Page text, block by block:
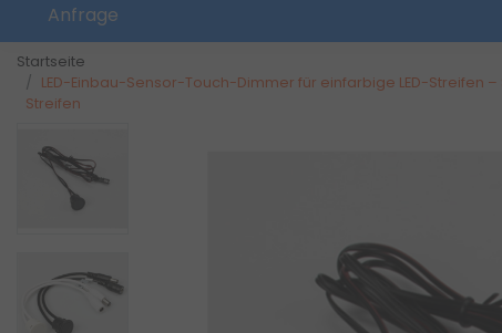
Anfrage
Startseite
LED-Einbau-Sensor-Touch-Dimmer für einfarbige LED-Streifen
Streifen